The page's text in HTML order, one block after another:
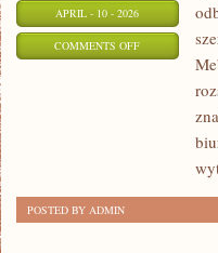
APRIL - 10 - 2026
COMMENTS OFFON
DESIGNERSKIE
POSTED BY ADMIN